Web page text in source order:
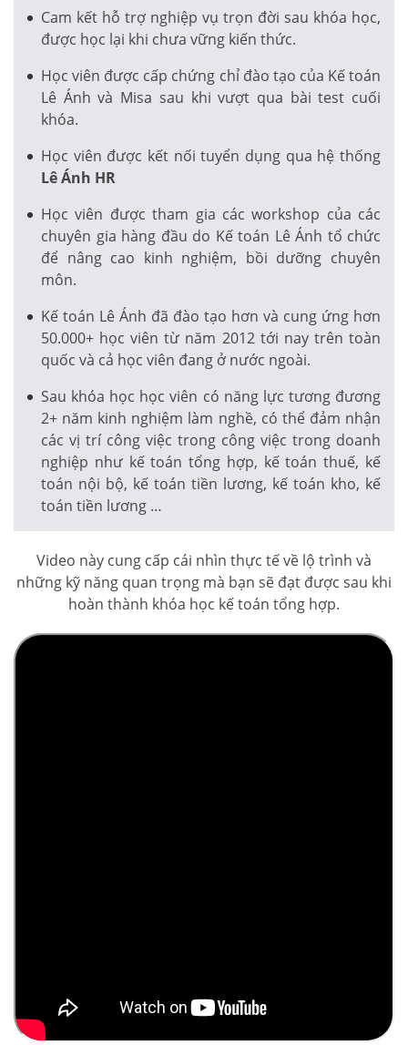
Cam kết hỗ trợ nghiệp vụ trọn đời sau khóa học,
được học lại khi chưa vững kiến thức.
Học viên được cấp chứng chỉ đào tạo của Kế toán
Lê Ánh và Misa sau khi vượt qua bài test cuối
khóa.
Học viên được kết nối tuyển dụng qua hệ thống
Lê Ánh HR
Học viên được tham gia các workshop của các
chuyên gia hàng đầu do Kế toán Lê Ánh tổ chức
để nâng cao kinh nghiệm, bồi dưỡng chuyên
môn.
Kế toán Lê Ánh đã đào tạo hơn và cung ứng hơn
50.000+ học viên từ năm 2012 tới nay trên toàn
quốc và cả học viên đang ở nước ngoài.
Sau khóa học học viên có năng lực tương đương
2+ năm kinh nghiệm làm nghề, có thể đảm nhận
các vị trí công việc trong công việc trong doanh
nghiệp như kế toán tổng hợp, kế toán thuế, kế
toán nội bộ, kế toán tiền lương, kế toán kho, kế
toán tiền lương …
Video này cung cấp cái nhìn thực tế về lộ trình và
những kỹ năng quan trọng mà bạn sẽ đạt được sau khi
hoàn thành khóa học kế toán tổng hợp.